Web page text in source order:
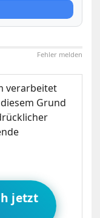
Fehler melden
verarbeitet
Grund
jetzt